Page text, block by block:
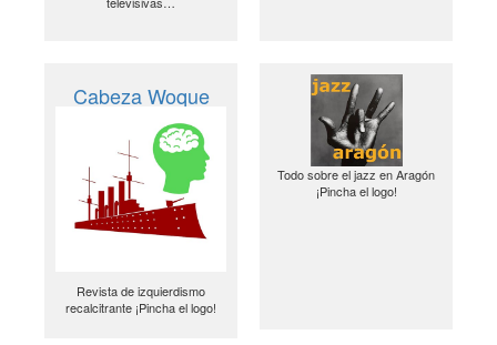
Cabeza Woque
Revista de izquierdismo
recalcitrante ¡Pincha el logo!
Todo sobre el jazz en Aragón
¡Pincha el logo!